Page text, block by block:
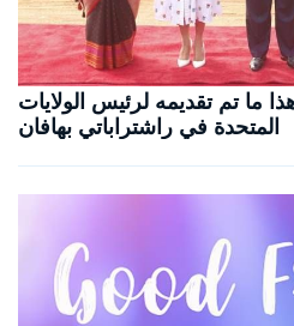
ما تم تقديمه لرئيس الولايات
المتحدة في راشتراباتي بهافان